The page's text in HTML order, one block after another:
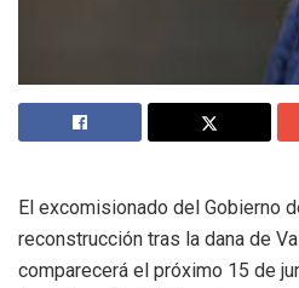
El excomisionado del Gobierno
reconstrucción tras la dana de
comparecerá el próximo 15 de